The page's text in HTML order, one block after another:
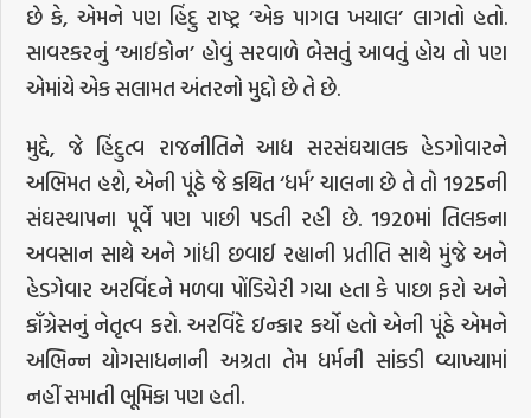
છે કે, એમને પણ હિંદુ રાષ્ટ્ર ‘એક પાગલ ખયાલ’ લાગતો હતો.
સાવરકરનું ‘આઈકોન’ હોવું સરવાળે બેસતું આવતું હોય તો પણ
એમાંયે એક સલામત અંતરનો મુદ્દો છે તે છે.
મુદ્દે, જે હિંદુત્વ રાજનીતિને આદ્ય સરસંઘચાલક હેડગોવારને
અભિમત હશે, એની પૂંઠે જે કથિત ‘ધર્મ’ ચાલના છે તે તો 1925ની
સંઘસ્થાપના પૂર્વે પણ પાછી પડતી રહી છે. 1920માં તિલકના
અવસાન સાથે અને ગાંધી છવાઈ રહ્યાની પ્રતીતિ સાથે મુંજે અને
હેડગેવાર અરવિંદને મળવા પોંડિચેરી ગયા હતા કે પાછા ફરો અને
કૉંગ્રેસનું નેતૃત્વ કરો. અરવિંદે ઇન્કાર કર્યો હતો એની પૂંઠે એમને
અભિન્ન યોગસાધનાની અગ્રતા તેમ ધર્મની સાંકડી વ્યાખ્યામાં
નહીં સમાતી ભૂમિકા પણ હતી.